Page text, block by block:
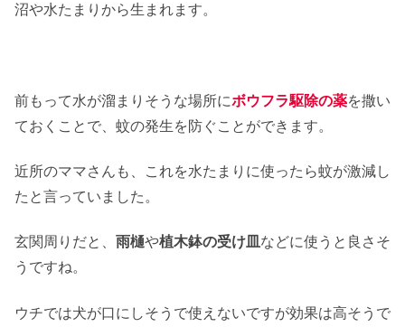
沼や水たまりから生まれます。
前もって水が溜まりそうな場所にボウフラ駆除の薬を撒い
ておくことで、蚊の発生を防ぐことができます。
近所のママさんも、これを水たまりに使ったら蚊が激減し
たと言っていました。
玄関周りだと、 雨樋や植木鉢の受け皿などに使うと良さそ
うですね。
ウチでは犬が口にしそうで使えないですが効果は高そうで